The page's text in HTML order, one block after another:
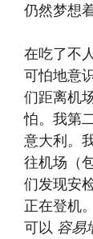
仍然梦想
在吃了不
可怕地意
们距离机
怕。我第
意大利。
往机场（
们发现安
正在登机。
可以 容易